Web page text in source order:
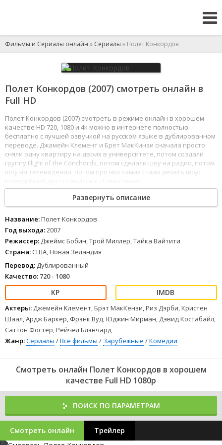
Фильмы и Сериалы онлайн » Сериалы » Полет Конкордов
Полет Конкордов (2007) смотреть онлайн в
Full HD
Полет Конкордов (2007) смотреть в режиме онлайн в хорошем
качестве HD 720, 1080 и 4к можно в интернете полностью
бесплатно с лучшей озвучкой на русском языке в дублированном
переводе. Джамейн Клемент и Брет МакКинзи сначала просто
сняли одну квартиру на двоих в университете, потом создали
группу Flight of the Conchords, потом сделали шоу на радио, потом
шоу на телевидении, потом про них самих стали делать шоу:
В сериале речь идет как раз о том периоде в жизни парней, когда
им приходилось делить жилье друг с другом, мечтать о девушках
и мировой музыкальной славе, а пока устраивать концерты в
местной стекляшке и посвящать красоткам песни.
1 23 45 678
Развернуть описание
Название:Полет Конкордов
Год выхода:2007
Режиссер: Джеймс Бобин, Трой Миллер, Тайка Вайтити
Страна: США, Новая Зеландия
Перевод: Дублированный
Качество: 720 - 1080
Актеры: Джемейн Клемент, Брэт МакКензи, Риз Дэрби, Кристен
Шаал, Ардж Баркер, Фрэнк Вуд, Юджин Мирман, Дэвид Костабайл,
Саттон Фостер, Рейчел Блэнчард
Жанр:Сериалы /Все фильмы / Зарубежные /Комедии
Смотреть онлайн Полет Конкордов в хорошем
качестве Full HD 1080p
ПОИСК ПО ПАРАМЕТРАМ
Смотреть онлайн Трейлер